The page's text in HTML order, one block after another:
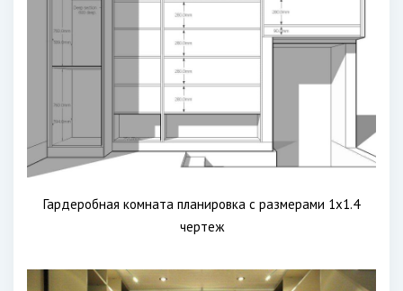
Гардеробная комната планировка с размерами 1х1.4
чертеж